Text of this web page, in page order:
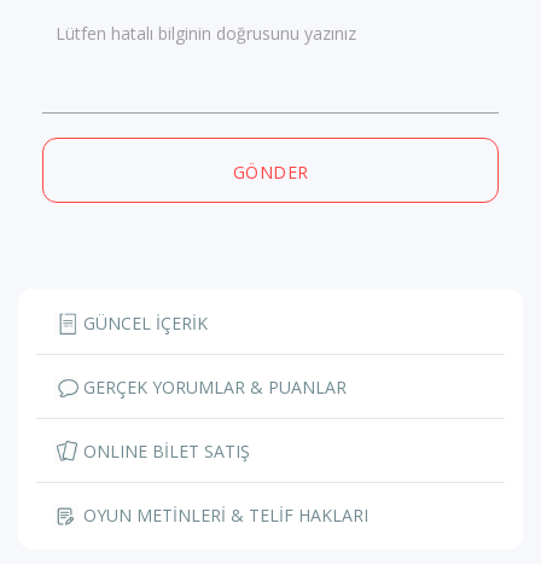
Lütfen hatalı bilginin doğrusunu yazınız
GÖNDER
GÜNCEL İÇERİK
GERÇEK YORUMLAR & PUANLAR
ONLINE BİLET SATIŞ
OYUN METİNLERİ & TELİF HAKLARI